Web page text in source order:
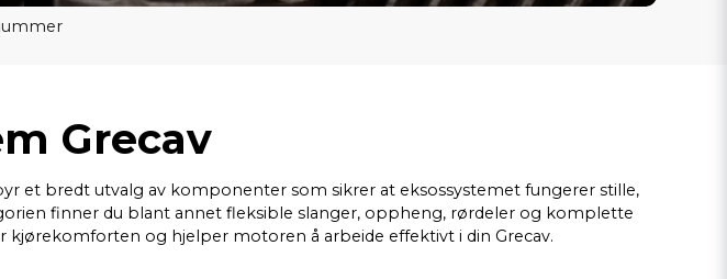
Grecav
et bredt utvalg av komponenter som sikrer at eksossystemet fungerer stille,
finner du blant annet fleksible slanger, oppheng, rørdeler og komplette
kjørekomforten og hjelper motoren å arbeide effektivt i din Grecav.